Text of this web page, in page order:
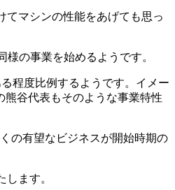
てマシンの性能をあげても思っ
の事業を始めるようです。
程度比例するようです。イメー
谷代表もそのような事業特性
の有望なビジネスが開始時期の
ます。